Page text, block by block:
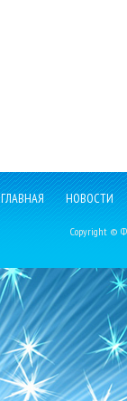
ГЛАВНАЯ НОВОСТИ
Copyright ©